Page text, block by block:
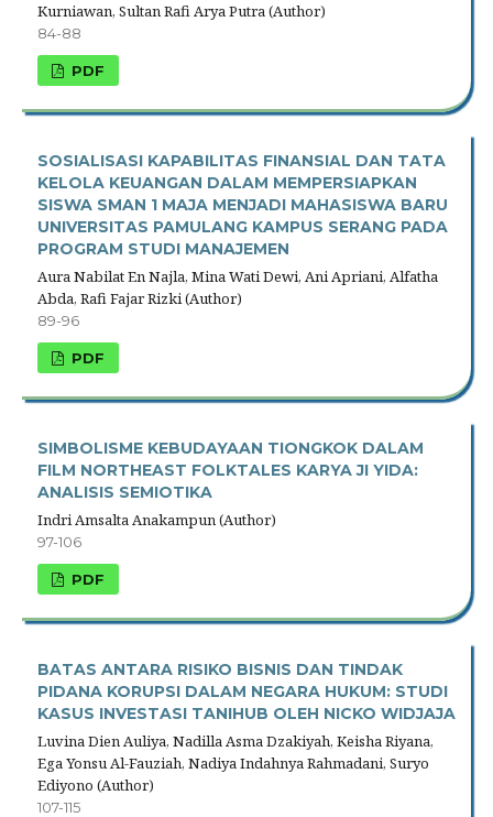
Kurniawan, Sultan Rafi Arya Putra (Author)
84-88
PDF
SOSIALISASI KAPABILITAS FINANSIAL DAN TATA
KELOLA KEUANGAN DALAM MEMPERSIAPKAN
SISWA SMAN 1 MAJA MENJADI MAHASISWA BARU
UNIVERSITAS PAMULANG KAMPUS SERANG PADA
PROGRAM STUDI MANAJEMEN
Aura Nabilat En Najla, Mina Wati Dewi, Ani Apriani, Alfatha
Abda, Rafi Fajar Rizki (Author)
89-96
PDF
SIMBOLISME KEBUDAYAAN TIONGKOK DALAM
FILM NORTHEAST FOLKTALES KARYA JI YIDA:
ANALISIS SEMIOTIKA
Indri Amsalta Anakampun (Author)
97-106
PDF
BATAS ANTARA RISIKO BISNIS DAN TINDAK
PIDANA KORUPSI DALAM NEGARA HUKUM: STUDI
KASUS INVESTASI TANIHUB OLEH NICKO WIDJAJA
Luvina Dien Auliya, Nadilla Asma Dzakiyah, Keisha Riyana,
Ega Yonsu Al-Fauziah, Nadiya Indahnya Rahmadani, Suryo
Ediyono (Author)
107-115